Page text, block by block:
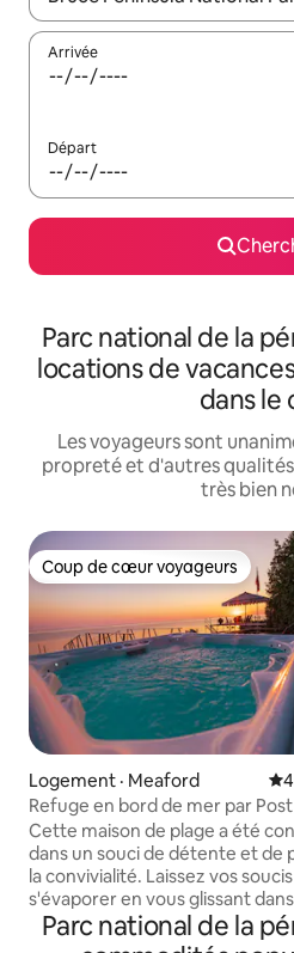
Arrivée
Départ
Parc national de la
locations de
dans le
Les voyageurs sont
propreté et d'autres
très bien
Coup de cœur voyageurs
Coup de cœur voyageurs
Logement · Meaford
Refuge en bord de mer par
Motel * SPA
Cette maison de plage a été
dans un souci de détente et de
la convivialité. Laissez vos soucis
s'évaporer en vous glissant
chaleur de ce jacuzzi au bord
offrant une vue imprenable sur
Parc national de la